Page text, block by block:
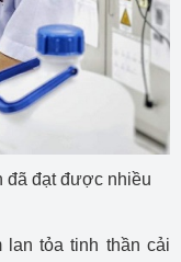
đã đạt được nhiều
lan tỏa tinh thần cải